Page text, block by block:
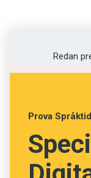
kyrkan i
ideella
nätvandra är
Redan
Prova